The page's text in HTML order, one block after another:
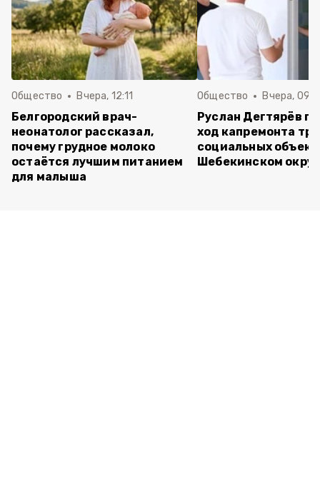
Общество Вчера, 12:11
Белгородский врач-
неонатолог рассказал,
почему грудное молоко
остаётся лучшим питанием
для малыша
Общество Вчера,
Руслан Дегтярёв
ход капремонта
социальных
Шебекинском